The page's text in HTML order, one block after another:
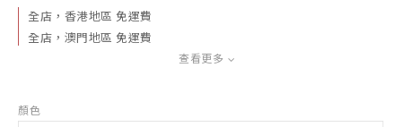
全店，香港地區 免運費
全店，澳門地區 免運費
查看更多
顏色